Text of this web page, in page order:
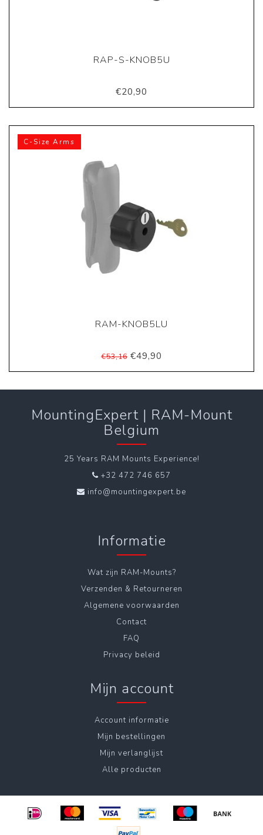
RAP-S-KNOB5U
€20,90
C-Size Arms
RAM-KNOB5LU
€53,16 €49,90
MountingExpert | RAM-Mount
Belgium
25 Years RAM Mounts Experience!
+32 472 746 657
info@mountingexpert.be
Informatie
Wat zijn RAM-Mounts?
Verzenden & Retourneren
Algemene voorwaarden
Contact
FAQ
Privacy beleid
Mijn account
Account informatie
Mijn bestellingen
Mijn verlanglijst
Alle producten